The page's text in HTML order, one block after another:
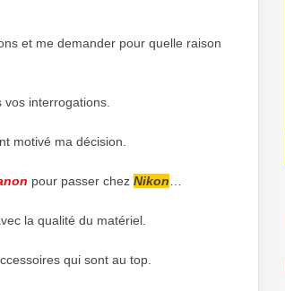
et me demander pour quelle raison
vos interrogations.
motivé ma décision.
pour passer chez Nikon
la qualité du matériel.
qui sont au top.